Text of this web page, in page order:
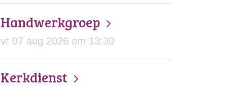
Handwerkgroep
vr 07 aug 2026 om 13:30
Kerkdienst